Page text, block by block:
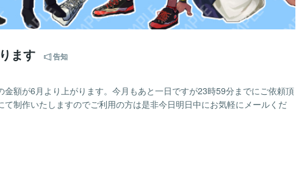
ます 告知
金額が6月より上がります。今月もあと一日ですが23時59分までにご依頼頂
て制作いたしますのでご利用の方は是非今日明日中にお気軽にメールくだ